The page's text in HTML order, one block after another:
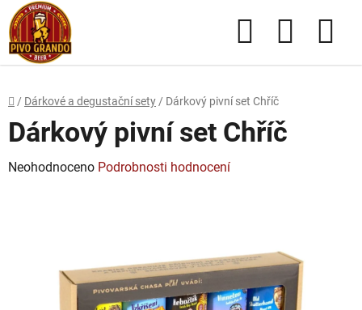
Přejít
na
obsah
Hledat
NÁKUPNÍ
Domů
/ Dárkové a degustační sety / Dárkový pivní set Chříč
Dárkový pivní set Chříč
Průměrné
Neohodnoceno Podrobnosti hodnocení